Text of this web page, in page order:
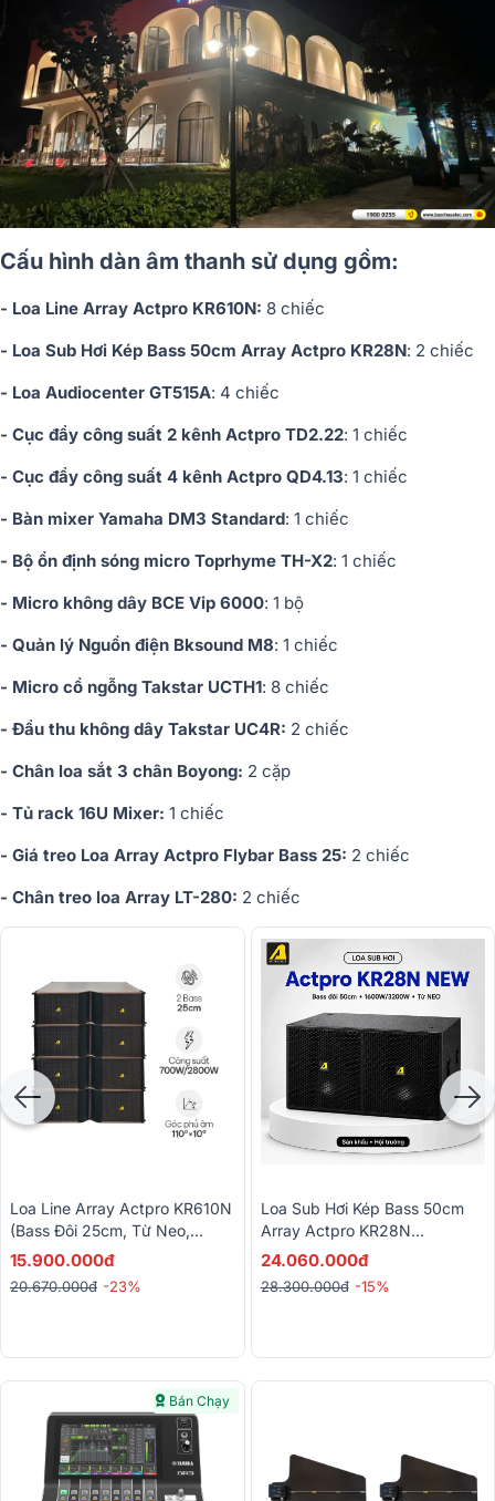
Cấu hình dàn âm thanh sử dụng gồm:
- Loa Line Array Actpro KR610N: 8 chiếc
- Loa Sub Hơi Kép Bass 50cm Array Actpro KR28N: 2 chiếc
- Loa Audiocenter GT515A: 4 chiếc
- Cục đẩy công suất 2 kênh Actpro TD2.22: 1 chiếc
- Cục đẩy công suất 4 kênh Actpro QD4.13: 1 chiếc
- Bàn mixer Yamaha DM3 Standard: 1 chiếc
- Bộ ổn định sóng micro Toprhyme TH-X2: 1 chiếc
- Micro không dây BCE Vip 6000: 1 bộ
- Quản lý Nguồn điện Bksound M8: 1 chiếc
- Micro cổ ngỗng Takstar UCTH1: 8 chiếc
- Đầu thu không dây Takstar UC4R: 2 chiếc
- Chân loa sắt 3 chân Boyong: 2 cặp
- Tủ rack 16U Mixer: 1 chiếc
- Giá treo Loa Array Actpro Flybar Bass 25: 2 chiếc
- Chân treo loa Array LT-280: 2 chiếc
Loa Line Array Actpro KR610N
(Bass Đôi 25cm, Từ Neo,
700W/2800W)
15.900.000đ
20.670.000đ -23%
Loa Sub Hơi Kép Bass 50cm
Array Actpro KR28N
(1600W/6400W, Từ NEO)
24.060.000đ
28.300.000đ -15%
Bán Chạy